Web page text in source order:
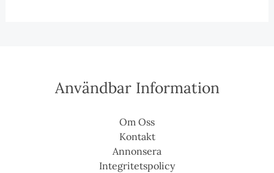
Användbar Information
Om Oss
Kontakt
Annonsera
Integritetspolicy